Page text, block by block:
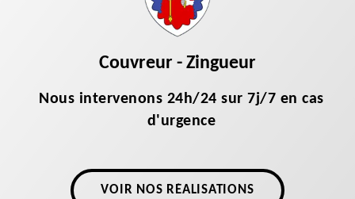
Couvreur - Zingueur
Nous intervenons 24h/24 sur 7j/7 en cas
d'urgence
VOIR NOS RÉALISATIONS